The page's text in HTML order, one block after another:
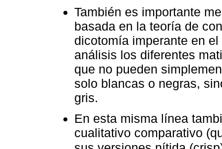
También es importante
basada en la teoría de
dicotomía imperante en
análisis los diferentes
que no pueden
solo blancas o negras,
gris.
En esta misma línea
cualitativo comparativo